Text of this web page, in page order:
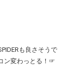
も良さそうで
ン変わっとる！☞